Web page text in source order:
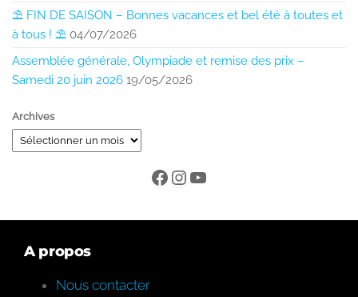
⛱️ FIN DE SAISON – Bonnes vacances et bel été à toutes et
à tous ! ⛱️ 04/07/2026
Assemblée générale, Olympiade et remise des prix –
Samedi 20 juin 2026 19/05/2026
Archives
A propos
Nous contacter